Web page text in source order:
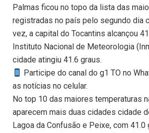
Palmas ficou no topo da lista das
registradas no país pelo segundo dia
vez, a capital do Tocantins alcançou
Instituto Nacional de Meteorologia
cidade atingiu 41.6 graus.
Participe do canal do g1 TO no
as notícias no celular.
No top 10 das maiores temperaturas
aparecem mais duas cidades cidade
Lagoa da Confusão e Peixe, com 41.0